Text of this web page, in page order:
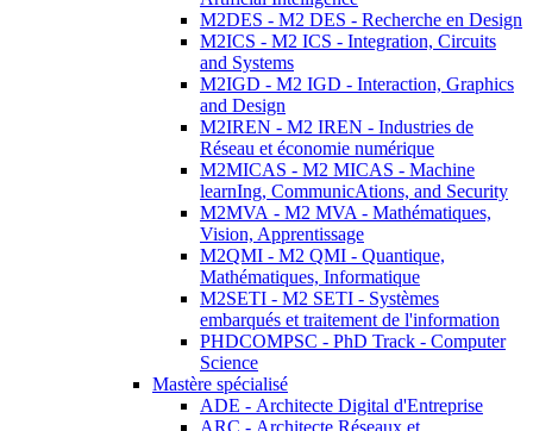
M2DES - M2 DES - Recherche en Design
M2ICS - M2 ICS - Integration, Circuits
and Systems
M2IGD - M2 IGD - Interaction, Graphics
and Design
M2IREN - M2 IREN - Industries de
Réseau et économie numérique
M2MICAS - M2 MICAS - Machine
learnIng, CommunicAtions, and Security
M2MVA - M2 MVA - Mathématiques,
Vision, Apprentissage
M2QMI - M2 QMI - Quantique,
Mathématiques, Informatique
M2SETI - M2 SETI - Systèmes
embarqués et traitement de l'information
PHDCOMPSC - PhD Track - Computer
Science
Mastère spécialisé
ADE - Architecte Digital d'Entreprise
ARC - Architecte Réseaux et